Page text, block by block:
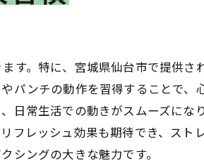
す。特に、宮城県仙台市で提供さ
パンチの動作を習得することで、
日常生活での動きがスムーズにな
フレッシュ効果も期待でき、スト
シングの大きな魅力です。